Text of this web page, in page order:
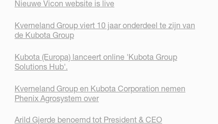
Nieuwe Vicon website is live
Kverneland Group viert 10 jaar onderdeel te zijn van
de Kubota Group
Kubota (Europa) lanceert online 'Kubota Group
Solutions Hub'.
Kverneland Group en Kubota Corporation nemen
Phenix Agrosystem over
Arild Gjerde benoemd tot President & CEO